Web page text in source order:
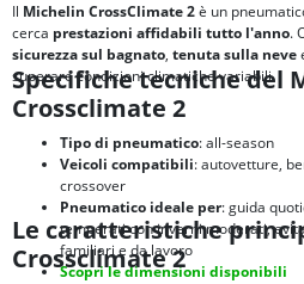
Il Michelin CrossClimate 2è un
cerca prestazioni affidabili tutto l'anno.
sicurezza sul bagnato, tenuta sulla neve
superare condizioni climatiche variabili.
Specifiche tecniche del
Crossclimate 2
Tipo di pneumatico: all-season
Veicoli compatibili: autovetture,
crossover
Pneumatico ideale per: guida
temperati con inverni moderati,
familiari e da lavoro
Scopri le dimensioni disponibili
Le caratteristiche
Crossclimate 2